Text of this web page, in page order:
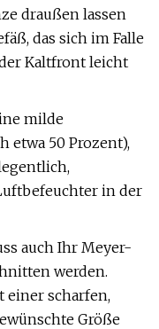
draußen lassen
das sich im Falle
Kaltfront leicht
milde
etwa 50 Prozent),
in der
auch Ihr Meyer-
werden.
einer scharfen,
Größe